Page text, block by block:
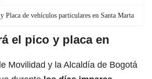
Placa de vehículos particulares en Santa Marta
el pico y placa en
Movilidad y la Alcaldía de Bogotá